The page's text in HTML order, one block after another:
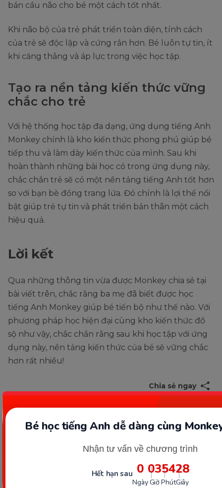
Bé học tiếng Anh dễ dàng cùng
Nhận tư vấn về chương trình
Hết hạn sau 0
Ngày
03
Giờ
54
Phút
27
Giây
bán cầu não cho bé một cách tốt nhất.
Khi não bộ của trẻ phát triển toàn diện, tính cách
của trẻ sẽ độc lập và cứng rắn hơn. Bé luôn tự tin, ít
khi căng thẳng và áp lực trong việc học tập.
Tạo ra nền tảng kiến thức vững
chắc cho trẻ
Với hệ thống học tập đa dạng, ứng dụng tiếng Anh
Monkey chính là kho kiến thức phong phú giúp bé
tiếp thu và làm dày kiến thức của mình. Sau khi
hoàn thành những bài học có trong ứng dụng này,
chắc chắn trẻ sẽ có một nền tảng tiếng Anh tốt hơn
so với bạn bè đồng trang lứa. Đó chính là lợi thế nổi
bật giúp trẻ tự tin và phát triển bản thân một cách
hiệu quả.
Lời kết
Qua những thông tin vừa được Monkey chia sẻ tại
bài viết trên, chắc rằng ba mẹ đã biết được học
tiếng Anh Monkey giúp bé tiến bộ như thế nào. Với
phương pháp học hiện đại cùng kho kiến thức đồ
sộ như vậy, chắc chắn rằng sau khi học tập với ứng
dụng này, nền tảng kiến thức của bé sẽ vững chắc
hơn rất nhiều!
Chia sẻ ngay
Thông tin trong bài viết được tổng hợp nhằm
mục đích tham khảo và có thể thay đổi mà
không cần báo trước. Quý khách vui lòng
kiểm tra lại qua các kênh chính thức hoặc liên
hệ trực tiếp với đơn vị liên quan để nắm bắt